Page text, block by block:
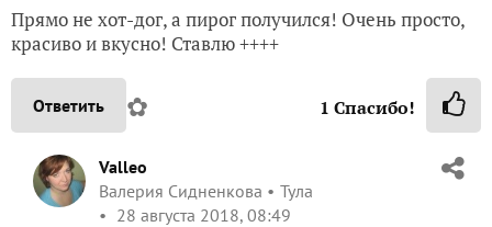
Прямо не хот-дог, а пирог получился! Очень просто,
красиво и вкусно! Ставлю ++++
Ответить ✿ 1 Спасибо!
Valleo
Валерия Сидненкова
Тула
28 августа 2018, 08:49